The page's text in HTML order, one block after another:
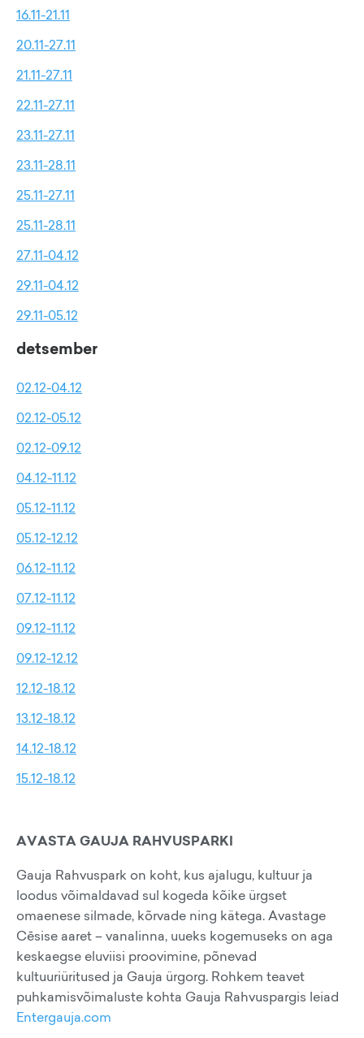
16.11-21.11
20.11-27.11
21.11-27.11
22.11-27.11
23.11-27.11
23.11-28.11
25.11-27.11
25.11-28.11
27.11-04.12
29.11-04.12
29.11-05.12
detsember
02.12-04.12
02.12-05.12
02.12-09.12
04.12-11.12
05.12-11.12
05.12-12.12
06.12-11.12
07.12-11.12
09.12-11.12
09.12-12.12
12.12-18.12
13.12-18.12
14.12-18.12
15.12-18.12
AVASTA GAUJA RAHVUSPARKI
Gauja Rahvuspark on koht, kus ajalugu, kultuur ja
loodus võimaldavad sul kogeda kõike ürgset
omaenese silmade, kõrvade ning kätega. Avastage
Cēsise aaret – vanalinna, uueks kogemuseks on aga
keskaegse eluviisi proovimine, põnevad
kultuuriüritused ja Gauja ürgorg. Rohkem teavet
puhkamisvõimaluste kohta Gauja Rahvuspargis leiad
Entergauja.com